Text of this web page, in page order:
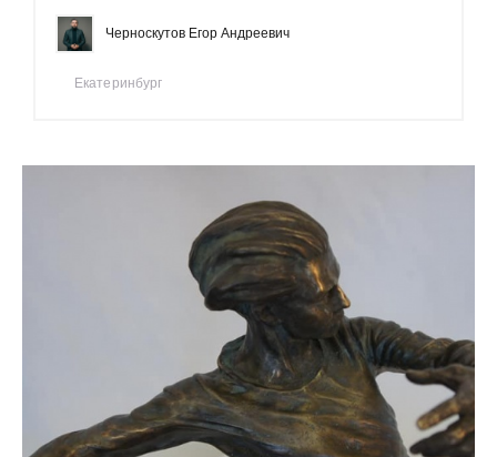
Черноскутов Егор Андреевич
Екатеринбург